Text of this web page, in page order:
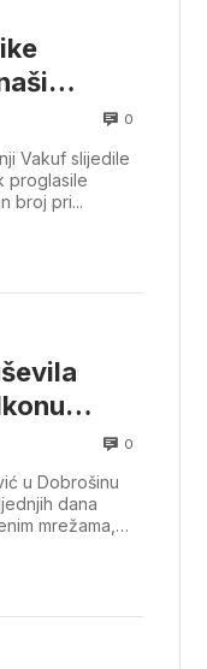
0
Vakuf slijedile
proglasile
broj pri...
0
u Dobrošinu
dana
mrežama,